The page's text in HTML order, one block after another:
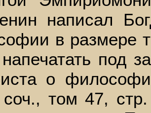
написал
в размере
под
о
соч., том 47,